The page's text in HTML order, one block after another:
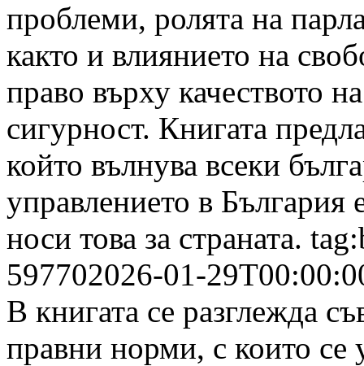
проблеми, ролята на
както и влиянието на
право върху качеството
сигурност. Книгата
който вълнува всеки
управлението в
носи това за страната.
597702026-01-
В книгата се разглежда
правни норми, с които се